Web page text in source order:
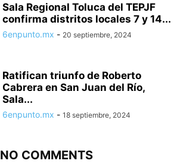
Sala Regional Toluca del TEPJF
confirma distritos locales 7 y 14...
6enpunto.mx - 20 septiembre, 2024
Ratifican triunfo de Roberto
Cabrera en San Juan del Río,
Sala...
6enpunto.mx - 18 septiembre, 2024
NO COMMENTS